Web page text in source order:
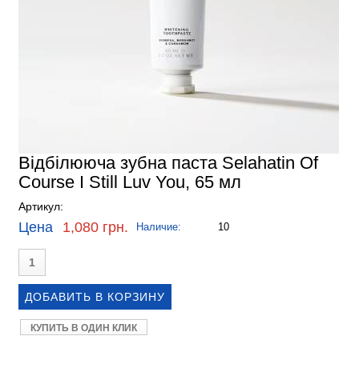
Відбілююча зубна паста Selahatin Of
Course I Still Luv You, 65 мл
Артикул:
Цена 1,080 грн. Наличие: 10
КУПИТЬ В ОДИН КЛИК